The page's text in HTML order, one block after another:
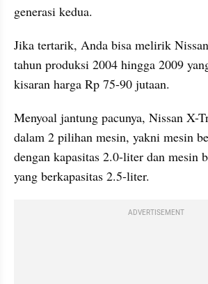
generasi kedua.
Jika tertarik, Anda bisa melirik
tahun produksi 2004 hingga 2009
kisaran harga Rp 75-90 jutaan.
Menyoal jantung pacunya, Nissan X-
dalam 2 pilihan mesin, yakni mesin
dengan kapasitas 2.0-liter dan mesin
yang berkapasitas 2.5-liter.
ADVERTISEMENT